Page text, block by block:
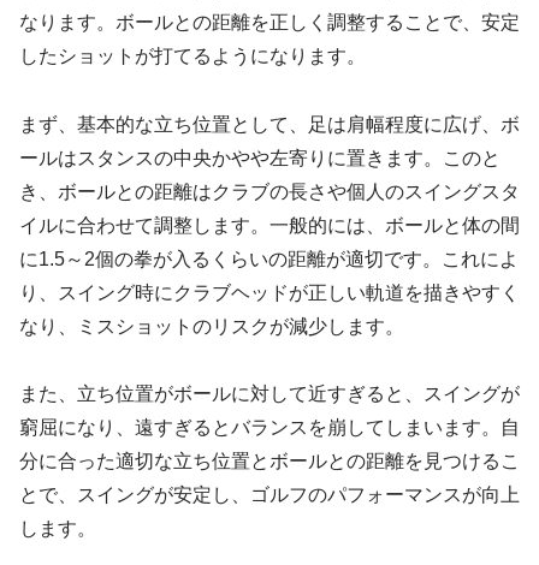
なります。ボールとの距離を正しく調整することで、安定
したショットが打てるようになります。
まず、基本的な立ち位置として、足は肩幅程度に広げ、ボ
ールはスタンスの中央かやや左寄りに置きます。このと
き、ボールとの距離はクラブの長さや個人のスイングスタ
イルに合わせて調整します。一般的には、ボールと体の間
に1.5～2個の拳が入るくらいの距離が適切です。これによ
り、スイング時にクラブヘッドが正しい軌道を描きやすく
なり、ミスショットのリスクが減少します。
また、立ち位置がボールに対して近すぎると、スイングが
窮屈になり、遠すぎるとバランスを崩してしまいます。自
分に合った適切な立ち位置とボールとの距離を見つけるこ
とで、スイングが安定し、ゴルフのパフォーマンスが向上
します。